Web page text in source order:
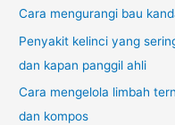
:Cara mengurangi bau
Penyakit kelinci yang
dan kapan panggil ahli
Cara mengelola limbah
dan kompos